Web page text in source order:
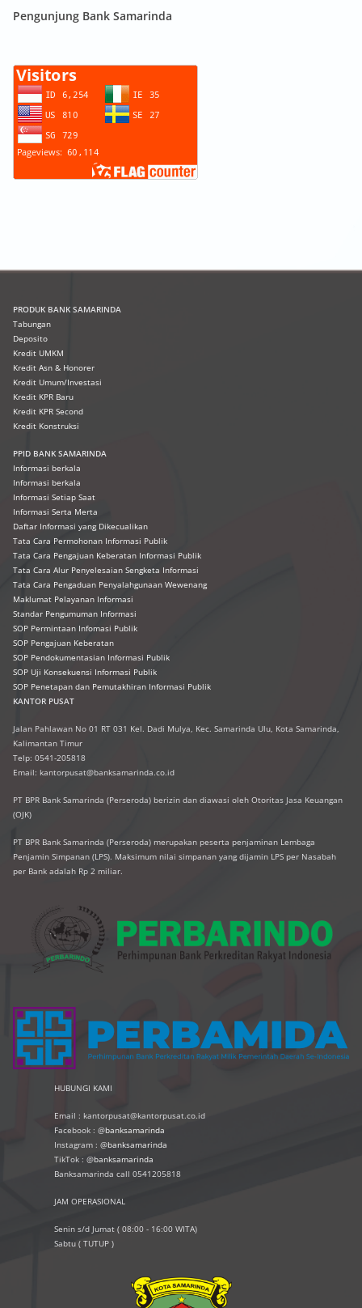
Pengunjung Bank Samarinda
PRODUK BANK SAMARINDA
Tabungan
Deposito
Kredit UMKM
Kredit Asn & Honorer
Kredit Umum/Investasi
Kredit KPR Baru
Kredit KPR Second
Kredit Konstruksi
PPID BANK SAMARINDA
Informasi berkala
Informasi berkala
Informasi Setiap Saat
Informasi Serta Merta
Daftar Informasi yang Dikecualikan
Tata Cara Permohonan Informasi Publik
Tata Cara Pengajuan Keberatan Informasi Publik
Tata Cara Alur Penyelesaian Sengketa Informasi
Tata Cara Pengaduan Penyalahgunaan Wewenang
Maklumat Pelayanan Informasi
Standar Pengumuman Informasi
SOP Permintaan Infomasi Publik
SOP Pengajuan Keberatan
SOP Pendokumentasian Informasi Publik
SOP Uji Konsekuensi Informasi Publik
SOP Penetapan dan Pemutakhiran Informasi Publik
KANTOR PUSAT
Jalan Pahlawan No 01 RT 031 Kel. Dadi Mulya, Kec. Samarinda Ulu, Kota Samarinda,
Kalimantan Timur
Telp: 0541-205818
Email: kantorpusat@banksamarinda.co.id
PT BPR Bank Samarinda (Perseroda) berizin dan diawasi oleh Otoritas Jasa Keuangan
(OJK)
PT BPR Bank Samarinda (Perseroda) merupakan peserta penjaminan Lembaga
Penjamin Simpanan (LPS). Maksimum nilai simpanan yang dijamin LPS per Nasabah
per Bank adalah Rp 2 miliar.
HUBUNGI KAMI
Email : kantorpusat@kantorpusat.co.id
Facebook : @banksamarinda
Instagram : @banksamarinda
TikTok : @banksamarinda
Banksamarinda call 0541205818
JAM OPERASIONAL
Senin s/d Jumat ( 08:00 - 16:00 WITA)
Sabtu ( TUTUP )